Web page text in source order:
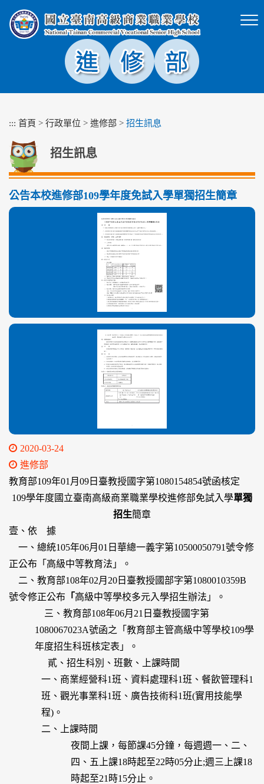
塊
::: 首頁 > 行政單位 > 進修部 > 招生訊息
招生訊息
公告本校進修部109學年度免試入學單獨招生簡章
2020-03-24
進修部
教育部109年01月09日臺教授國字第1080154854號函核定
109學年度國立臺南高級商業職業學校進修部免試入學單獨
招生簡章
壹、依 據
一、總統105年06月01日華總一義字第10500050791號令修
正公布「高級中等教育法」。
二、教育部108年02月20日臺教授國部字第1080010359B
號令修正公布 「 高級中等學校多元入學招生辦法」。
三、教育部108年06月21日臺教授國字第
1080067023A號函之「教育部主管高級中等學校109學
年度招生科班核定表」。
貳、招生科別、班數、上課時間
一、商業經營科1班、資料處理科1班、餐飲管理科1
班、觀光事業科1班、廣告技術科1班(實用技能學
程)。
二、上課時間
夜間上課，每節課45分鐘，每週週一、二、
四、五上課18時起至22時05分止;週三上課18
時起至21時15分止。